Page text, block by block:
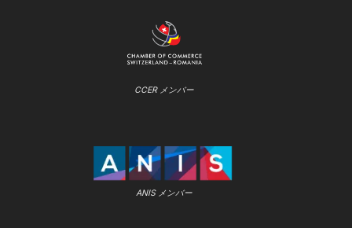
CCER メンバー
ANIS メンバー